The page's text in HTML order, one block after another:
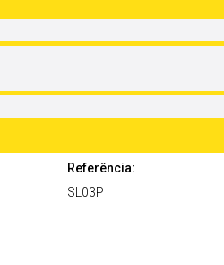
Referência:
SL03P